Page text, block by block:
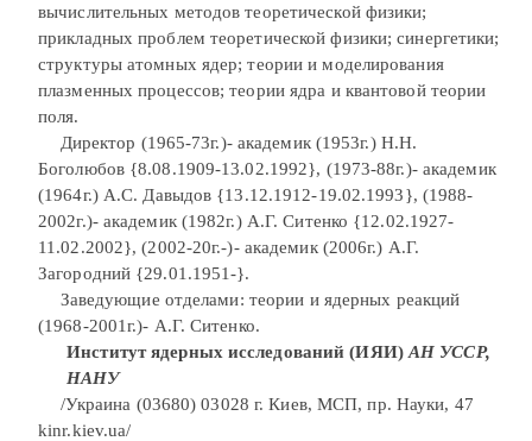
вычислительных методов теоретической физики;
прикладных проблем теоретической физики; синергетики;
структуры атомных ядер; теории и моделирования
плазменных процессов; теории ядра и квантовой теории
поля.
Директор (1965-73г.)- академик (1953г.) Н.Н.
Боголюбов {8.08.1909-13.02.1992}, (1973-88г.)- академик
(1964г.) А.С. Давыдов {13.12.1912-19.02.1993}, (1988-
2002г.)- академик (1982г.) А.Г. Ситенко {12.02.1927-
11.02.2002}, (2002-20г.-)- академик (2006г.) А.Г.
Загородний {29.01.1951-}.
Заведующие отделами: теории и ядерных реакций
(1968-2001г.)- А.Г. Ситенко.
Институт ядерных исследований (ИЯИ) АН УССР,
НАНУ
/Украина (03680) 03028 г. Киев, МСП, пр. Науки, 47
kinr.kiev.ua/